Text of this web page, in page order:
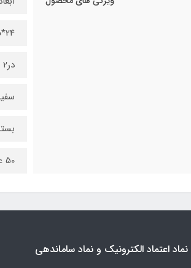
24*55*57 میلی متر
در2 رنگ:
50 عددی
نماد اعتماد الکترونیک و نماد ساماندهی